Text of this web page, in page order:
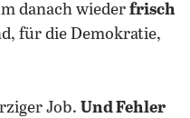
danach wieder frisch
für die Demokratie,
Job. Und Fehler